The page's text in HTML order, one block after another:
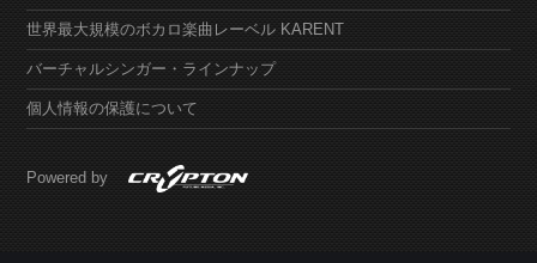
世界最大規模のボカロ楽曲レーベル KARENT
バーチャルシンガー・ラインナップ
個人情報の保護について
Powered by